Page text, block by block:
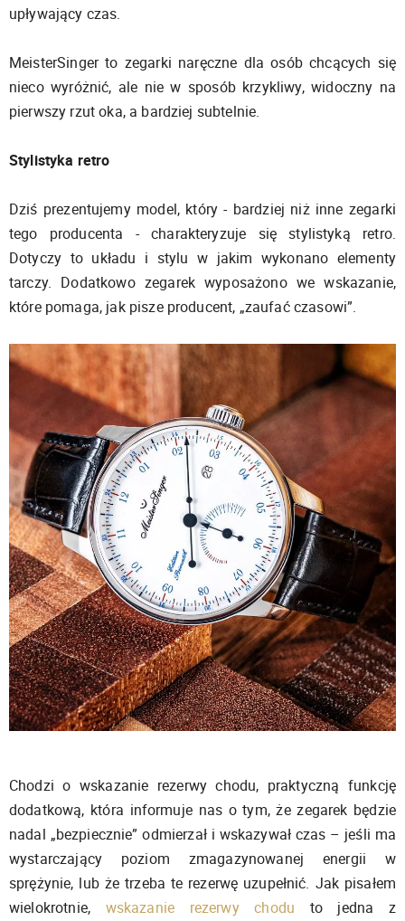
upływający czas.
MeisterSinger to zegarki naręczne dla osób chcących się
nieco wyróżnić, ale nie w sposób krzykliwy, widoczny na
pierwszy rzut oka, a bardziej subtelnie.
Stylistyka retro
Dziś prezentujemy model, który - bardziej niż inne zegarki
tego producenta - charakteryzuje się stylistyką retro.
Dotyczy to układu i stylu w jakim wykonano elementy
tarczy. Dodatkowo zegarek wyposażono we wskazanie,
które pomaga, jak pisze producent, „zaufać czasowi”.
Chodzi o wskazanie rezerwy chodu, praktyczną funkcję
dodatkową, która informuje nas o tym, że zegarek będzie
nadal „bezpiecznie” odmierzał i wskazywał czas – jeśli ma
wystarczający poziom zmagazynowanej energii w
sprężynie, lub że trzeba te rezerwę uzupełnić. Jak pisałem
wielokrotnie, wskazanie rezerwy chodu to jedna z